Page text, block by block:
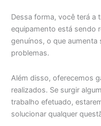
Dessa forma, você terá a
equipamento está sendo
genuínos, o que aumenta
problemas.
Além disso, oferecemos
realizados. Se surgir
trabalho efetuado,
solucionar qualquer